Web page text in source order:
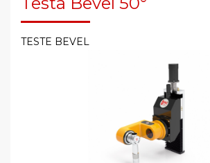
TESTE BEVEL